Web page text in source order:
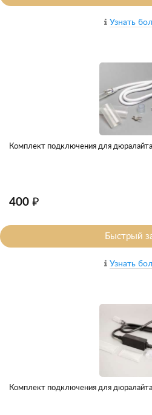
Узнать
Комплект подключения для
400 ₽
Быстрый
Узнать
Комплект подключения для